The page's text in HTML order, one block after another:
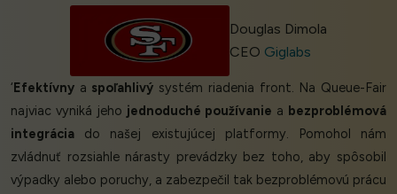
Douglas Dimola
CEO Giglabs
‘ Efektívny a spoľahlivý systém riadenia front. Na Queue-Fair
najviac vyniká jeho jednoduché používanie a bezproblémová
integrácia do našej existujúcej platformy. Pomohol nám
zvládnuť rozsiahle nárasty prevádzky bez toho, aby spôsobil
výpadky alebo poruchy, a zabezpečil tak bezproblémovú prácu